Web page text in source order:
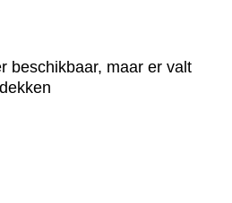
beschikbaar, maar er valt